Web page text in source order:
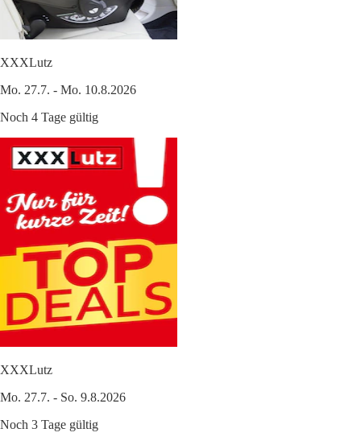
XXXLutz
Mo. 27.7. - Mo. 10.8.2026
Noch 4 Tage gültig
XXXLutz
Mo. 27.7. - So. 9.8.2026
Noch 3 Tage gültig